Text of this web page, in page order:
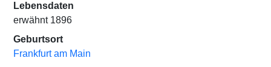
Lebensdaten
erwähnt 1896
Geburtsort
Frankfurt am Main